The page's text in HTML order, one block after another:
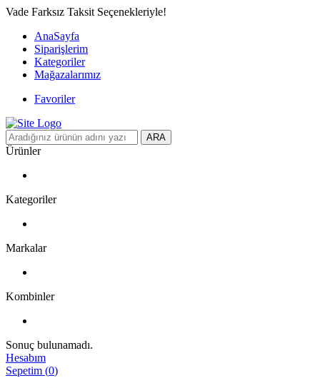
Vade Farksız Taksit Seçenekleriyle!
AnaSayfa
Siparişlerim
Kategoriler
Mağazalarımız
Favoriler
ARA
Ürünler
Kategoriler
Markalar
Kombinler
Sonuç bulunamadı.
Hesabım
Sepetim (0)